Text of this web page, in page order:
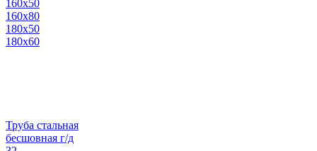
160х50
160х80
180х50
180х60
Труба стальная
бесшовная г/д